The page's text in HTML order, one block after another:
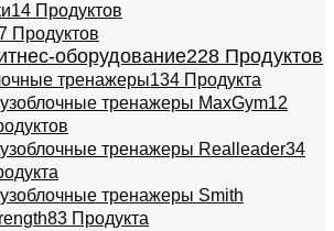
14 Продуктов
Продуктов
оборудование228 Продуктов
тренажеры134 Продукта
тренажеры MaxGym12
тренажеры Realleader34
тренажеры Smith
83 Продукта